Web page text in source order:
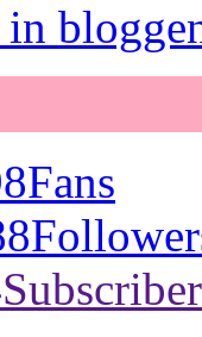
in
Fans
Subscriber